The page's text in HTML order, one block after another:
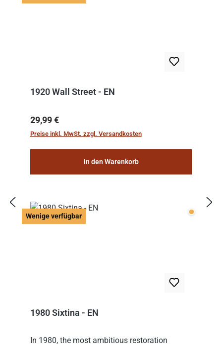
1920 Wall Street - EN
Regulärer Preis:
29,99 €
Preise inkl. MwSt. zzgl. Versandkosten
In den Warenkorb
Wenige verfügbar Wenige
1980 Sixtina - EN
In 1980, the most ambitious restoration